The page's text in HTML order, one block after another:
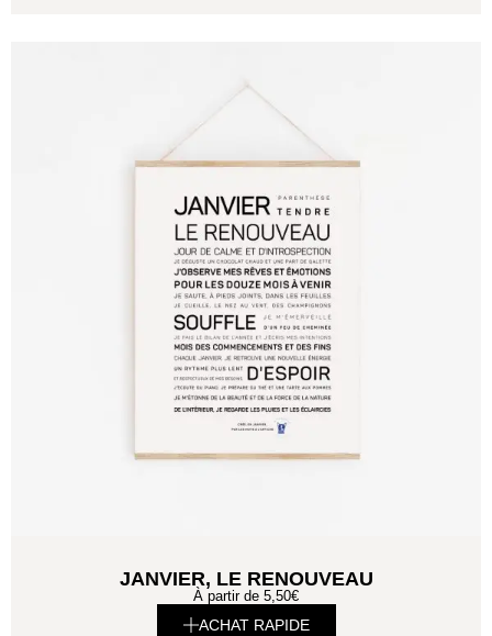
JANVIER, LE RENOUVEAU
À partir de 5,50€
ACHAT RAPIDE